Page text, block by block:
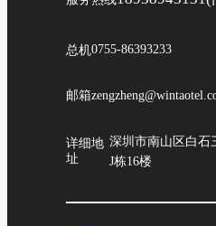
总机0755-86393233
邮箱
详细地
址
深圳市南山区白石
J栋16楼